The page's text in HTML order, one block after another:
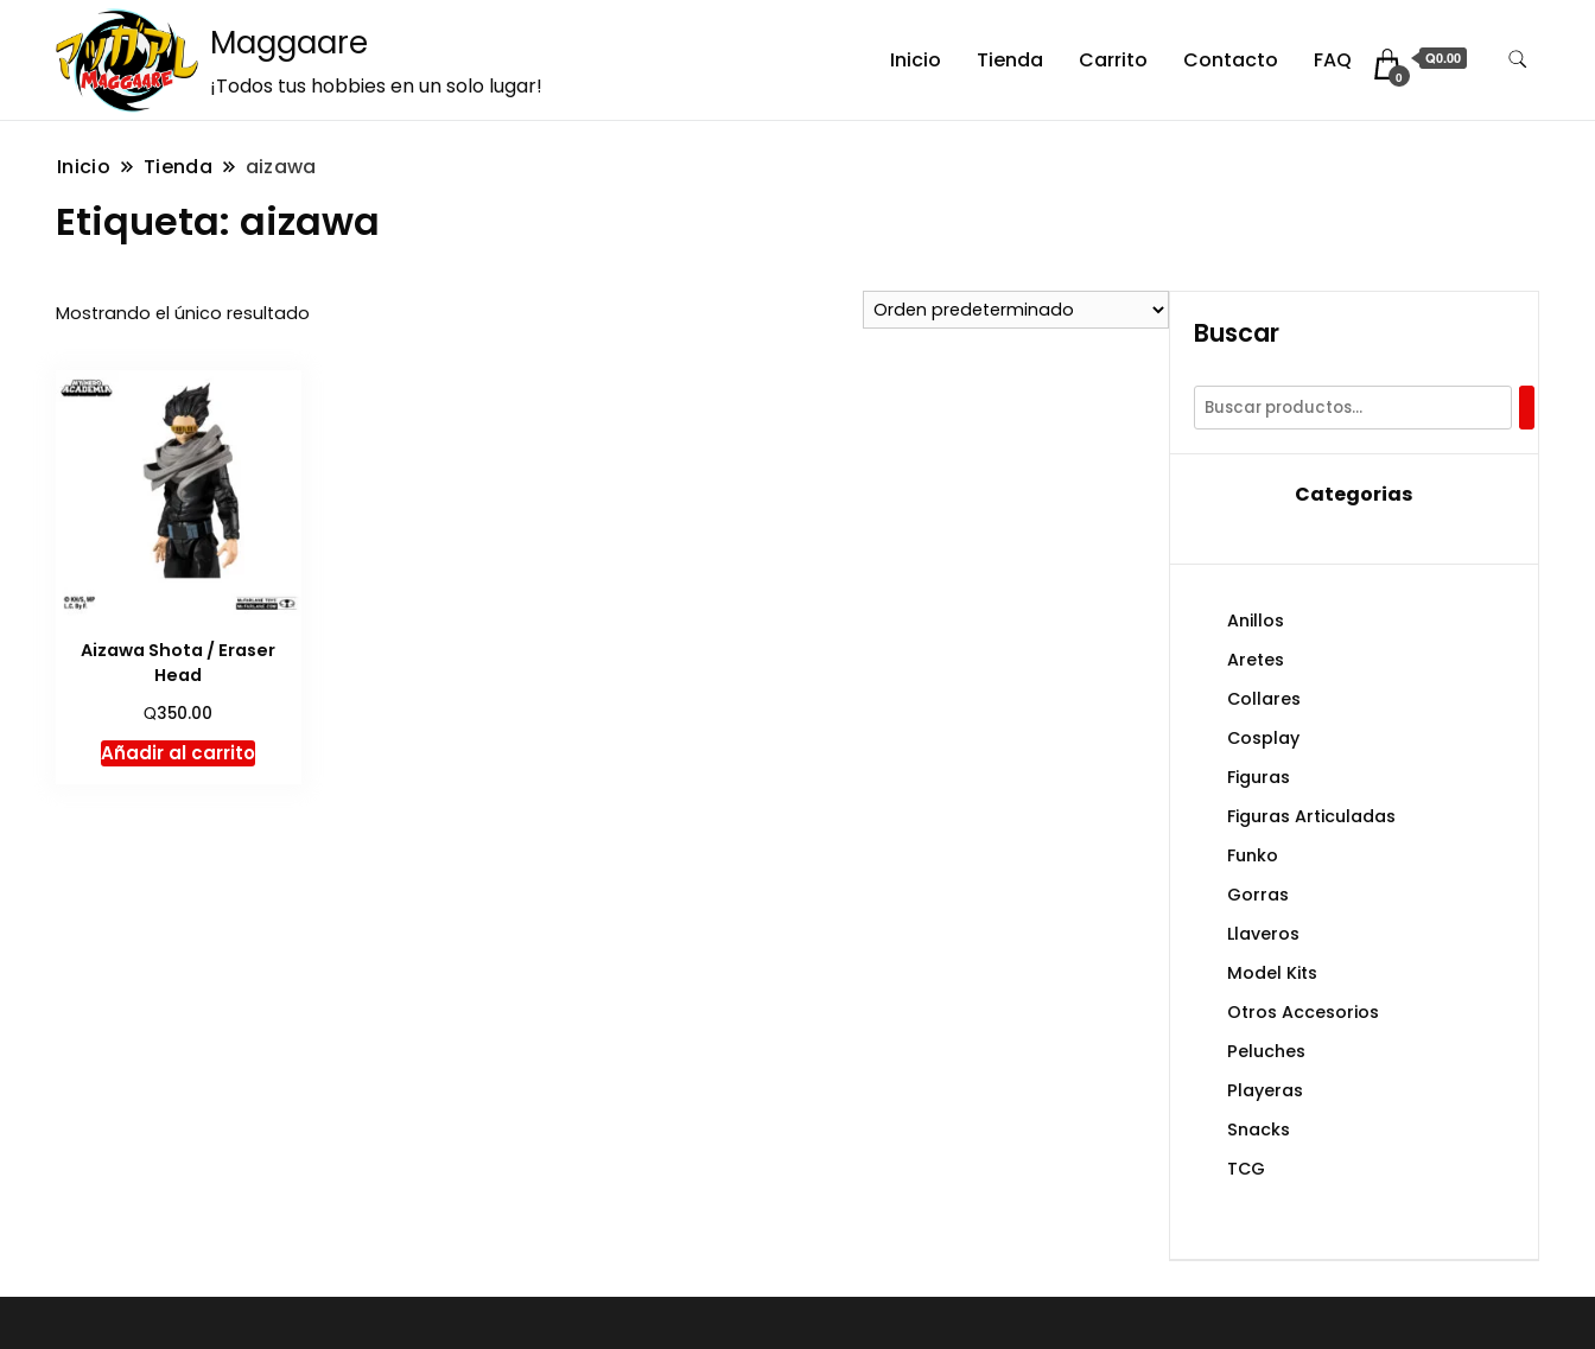
Maggaare
¡Todos tus hobbies en un solo lugar!
Inicio Tienda Carrito Contacto FAQ
0
Q0.00
Inicio Tienda aizawa
Etiqueta: aizawa
Mostrando el único resultado
Aizawa Shota / Eraser
Head
Q350.00
Añadir al carrito
Buscar
Categorias
Anillos
Aretes
Collares
Cosplay
Figuras
Figuras Articuladas
Funko
Gorras
Llaveros
Model Kits
Otros Accesorios
Peluches
Playeras
Snacks
TCG